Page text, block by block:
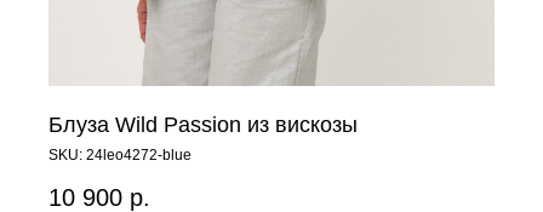
Блуза Wild Passion из вискозы
SKU: 24leo4272-blue
10 900 р.